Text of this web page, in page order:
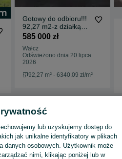
Gotowy do odbioru!!!
92,27 m2-z działką
500 m2.
585 000 zł
Wałcz
Odświeżono dnia 20 lipca
2026
92,27 m² - 6340.09 zł/m²
Domy Sprzedaż
lub uzyskujemy dostęp do
jak unikalne identyfikatory w plikach
danych osobowych. Użytkownik może
nimi, klikając poniżej lub w